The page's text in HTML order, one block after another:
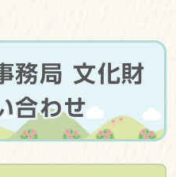
務局 文化財
合わせ